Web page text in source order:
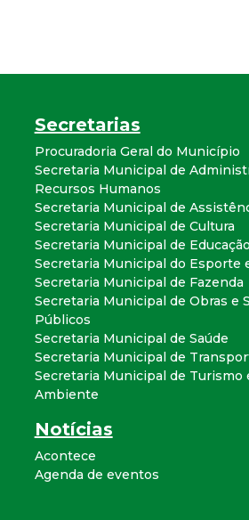
a
l
d
e
C
o
n
q
u
Secretarias
Procuradoria Geral do Município
Secretaria Municipal de
Recursos Humanos
Secretaria Municipal de
Secretaria Municipal de Cultura
Secretaria Municipal de Educação
Secretaria Municipal do Esporte
Secretaria Municipal de Fazenda
Secretaria Municipal de Obras e
Públicos
Secretaria Municipal de Saúde
Secretaria Municipal de
Secretaria Municipal de Turismo
Ambiente
Notícias
Acontece
Agenda de eventos